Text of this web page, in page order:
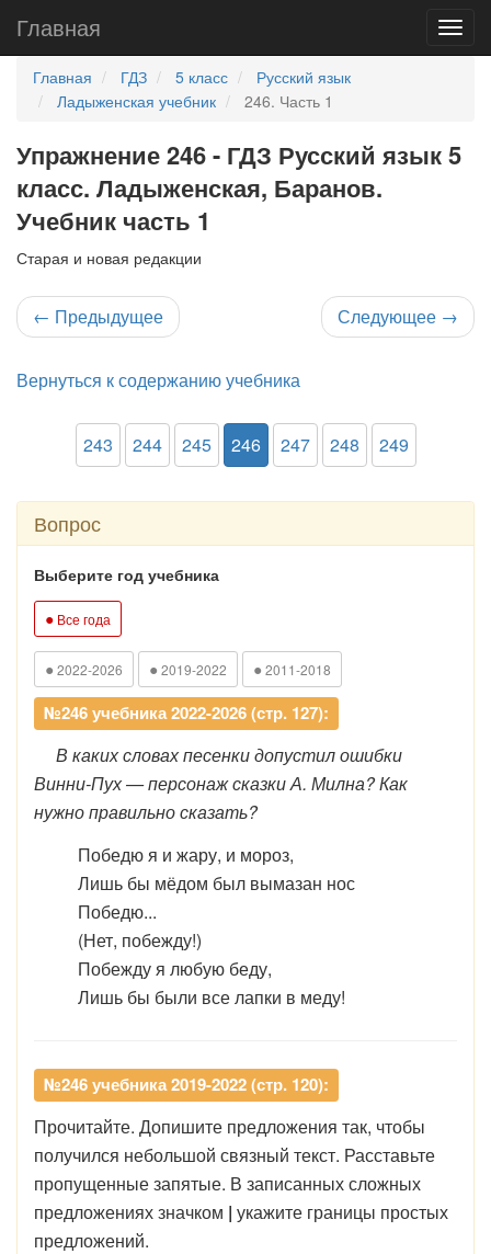
Главная
Главная ГДЗ 5 класс
Русский язык
Ладыженская учебник
246. Часть 1
Упражнение 246 - ГДЗ Русский язык 5
класс. Ладыженская, Баранов.
Учебник часть 1
Старая и новая редакции
← Предыдущее Следующее →
Вернуться к содержанию учебника
243 244 245 246 247 248 249
Вопрос
Выберите год учебника
● Все года
● 2022-2026 ● 2019-2022 ● 2011-2018
№246 учебника 2022-2026 (стр. 127):
В каких словах песенки допустил ошибки
Винни-Пух — персонаж сказки А. Милна? Как
нужно правильно сказать?
Победю я и жару, и мороз,
Лишь бы мёдом был вымазан нос
Победю...
(Нет, побежду!)
Побежду я любую беду,
Лишь бы были все лапки в меду!
№246 учебника 2019-2022 (стр. 120):
Прочитайте. Допишите предложения так, чтобы
получился небольшой связный текст. Расставьте
пропущенные запятые. В записанных сложных
предложениях значком | укажите границы простых
предложений.